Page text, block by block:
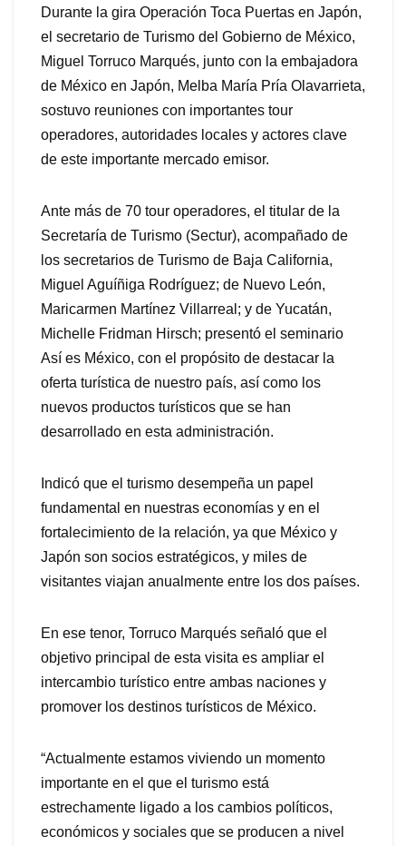
Durante la gira Operación Toca Puertas en Japón,
el secretario de Turismo del Gobierno de México,
Miguel Torruco Marqués, junto con la embajadora
de México en Japón, Melba María Pría Olavarrieta,
sostuvo reuniones con importantes tour
operadores, autoridades locales y actores clave
de este importante mercado emisor.
Ante más de 70 tour operadores, el titular de la
Secretaría de Turismo (Sectur), acompañado de
los secretarios de Turismo de Baja California,
Miguel Aguíñiga Rodríguez; de Nuevo León,
Maricarmen Martínez Villarreal; y de Yucatán,
Michelle Fridman Hirsch; presentó el seminario
Así es México, con el propósito de destacar la
oferta turística de nuestro país, así como los
nuevos productos turísticos que se han
desarrollado en esta administración.
Indicó que el turismo desempeña un papel
fundamental en nuestras economías y en el
fortalecimiento de la relación, ya que México y
Japón son socios estratégicos, y miles de
visitantes viajan anualmente entre los dos países.
En ese tenor, Torruco Marqués señaló que el
objetivo principal de esta visita es ampliar el
intercambio turístico entre ambas naciones y
promover los destinos turísticos de México.
“Actualmente estamos viviendo un momento
importante en el que el turismo está
estrechamente ligado a los cambios políticos,
económicos y sociales que se producen a nivel